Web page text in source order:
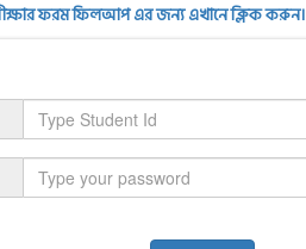
ফরম ফিলআপ এর জন্য এখানে ক্লিক করুন।